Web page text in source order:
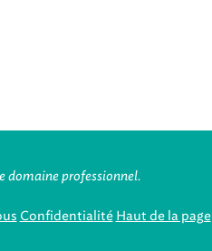
domaine professionnel.
Confidentialité Haut de la page